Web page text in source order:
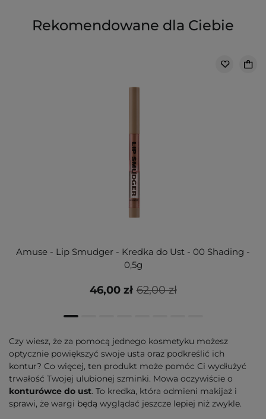
Rekomendowane dla Ciebie
Amuse - Lip Smudger - Kredka do Ust - 00 Shading -
0,5g
62,00 zł
46,00 zł
Czy wiesz, że za pomocą jednego kosmetyku możesz
optycznie powiększyć swoje usta oraz podkreślić ich
kontur? Co więcej, ten produkt może pomóc Ci wydłużyć
trwałość Twojej ulubionej szminki. Mowa oczywiście o
konturówce do ust. To kredka, która odmieni makijaż i
sprawi, że wargi będą wyglądać jeszcze lepiej niż zwykle.